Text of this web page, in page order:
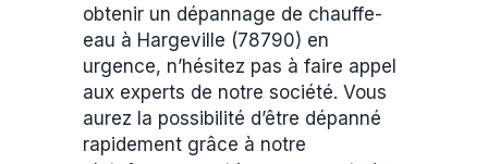
obtenir un dépannage de chauffe-
eau à Hargeville (78790) en
urgence, n’hésitez pas à faire appel
aux experts de notre société. Vous
aurez la possibilité d’être dépanné
rapidement grâce à notre